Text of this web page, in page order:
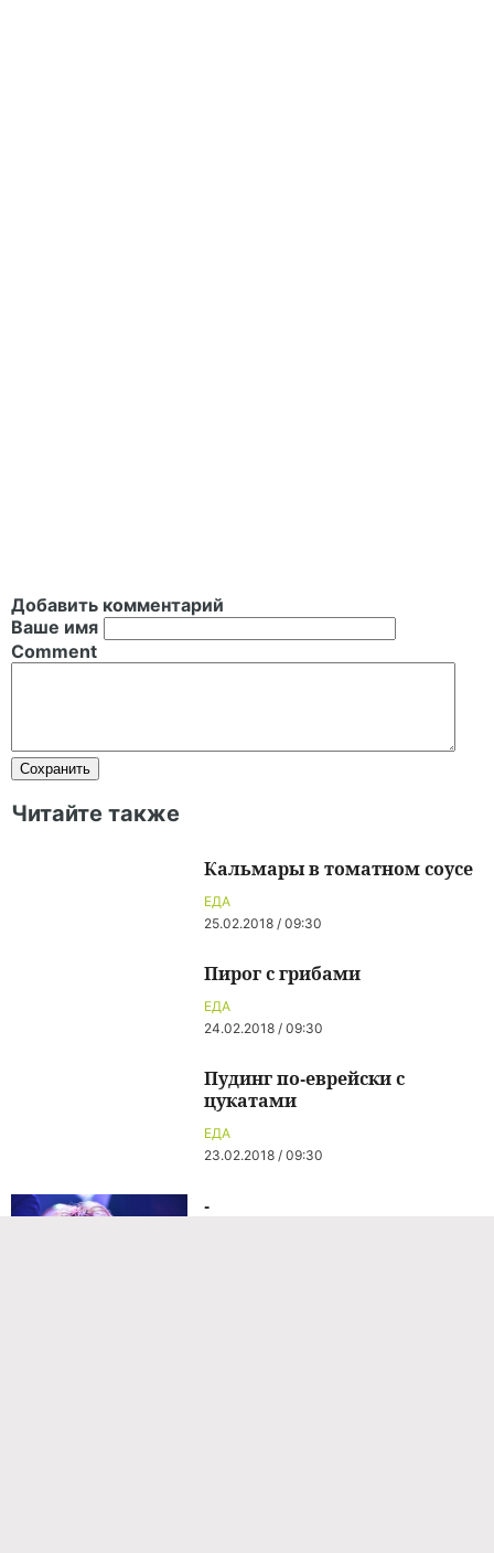
Добавить комментарий
Ваше имя
Comment
Читайте также
ЕДА
25.02.2018 / 09:30
Кальмары в томатном соусе
ЕДА
24.02.2018 / 09:30
Пирог с грибами
ЕДА
23.02.2018 / 09:30
Пудинг по-еврейски с
цукатами
-